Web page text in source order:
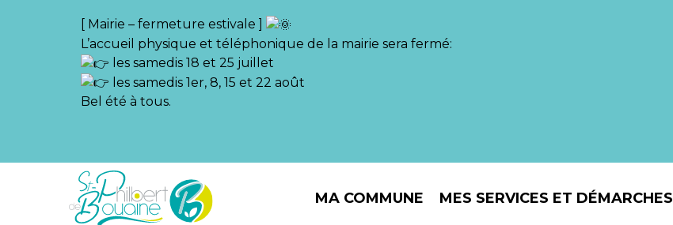
[ Mairie – fermeture estivale ]
L’accueil physique et téléphonique de la mairie sera fermé:
les samedis 18 et 25 juillet
les samedis 1er, 8, 15 et 22 août
Bel été à tous.
MA COMMUNE MES SERVICES ET DÉMARCHES